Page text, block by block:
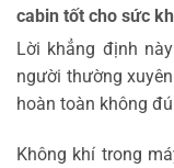
cabin tốt cho sức
Lời khẳng định
người thường
hoàn toàn không
Không khí trong